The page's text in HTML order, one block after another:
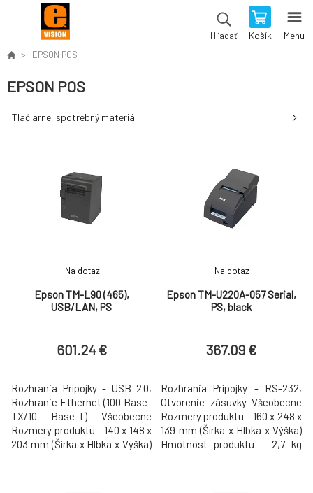
Hľadať Košík Menu
EPSON POS
EPSON POS
Tlačiarne, spotrebný materiál
Epson TM-L90 (465),
USB/LAN, PS
Na dotaz
601.24 €
Rozhrania Prípojky - USB 2.0,
Rozhranie Ethernet (100 Base-
TX/10 Base-T) Všeobecne
Rozmery produktu - 140 x 148 x
203 mm (Šírka x Hlbka x Výška)
Epson TM-U220A-057 Serial,
PS, black
Na dotaz
367.09 €
Rozhrania Prípojky - RS-232,
Otvorenie zásuvky Všeobecne
Rozmery produktu - 160 x 248 x
139 mm (Šírka x Hlbka x Výška)
Hmotnost produktu - 2,7 kg